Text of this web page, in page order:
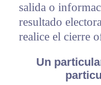
salida o
resultado
realice el cierre
Un